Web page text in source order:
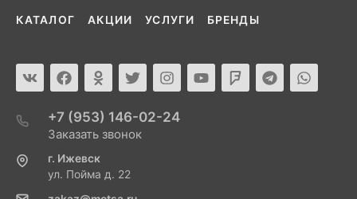
КАТАЛОГ АКЦИИ УСЛУГИ БРЕНДЫ
+7 (953) 146-02-24
Заказать звонок
г. Ижевск
ул. Пойма д. 22